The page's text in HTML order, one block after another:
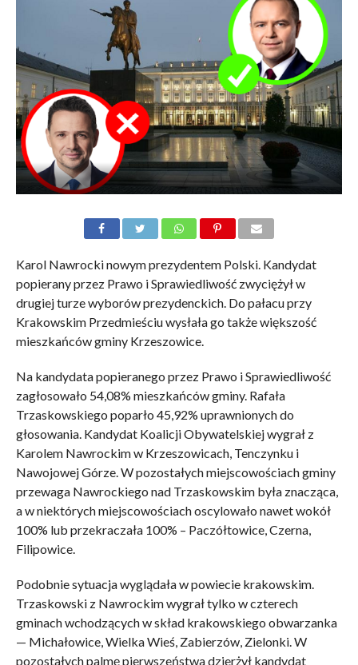
Karol Nawrocki nowym prezydentem Polski. Kandydat
popierany przez Prawo i Sprawiedliwość zwyciężył w
drugiej turze wyborów prezydenckich. Do pałacu przy
Krakowskim Przedmieściu wysłała go także większość
mieszkańców gminy Krzeszowice.
Na kandydata popieranego przez Prawo i Sprawiedliwość
zagłosowało 54,08% mieszkańców gminy. Rafała
Trzaskowskiego poparło 45,92% uprawnionych do
głosowania. Kandydat Koalicji Obywatelskiej wygrał z
Karolem Nawrockim w Krzeszowicach, Tenczynku i
Nawojowej Górze. W pozostałych miejscowościach gminy
przewaga Nawrockiego nad Trzaskowskim była znacząca,
a w niektórych miejscowościach oscylowało nawet wokół
100% lub przekraczała 100% – Paczółtowice, Czerna,
Filipowice.
Podobnie sytuacja wyglądała w powiecie krakowskim.
Trzaskowski z Nawrockim wygrał tylko w czterech
gminach wchodzących w skład krakowskiego obwarzanka
— Michałowice, Wielka Wieś, Zabierzów, Zielonki. W
pozostałych palmę pierwszeństwa dzierżył kandydat